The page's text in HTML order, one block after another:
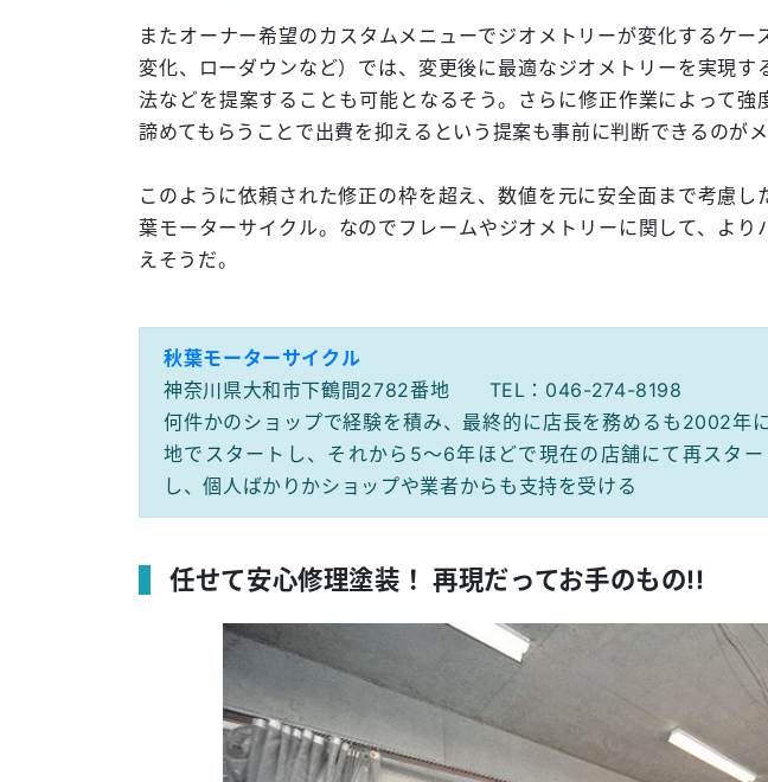
またオーナー希望のカスタムメニューでジオメトリーが変化するケ
変化、ローダウンなど）では、変更後に最適なジオメトリーを実現
法などを提案することも可能となるそう。さらに修正作業によって強
諦めてもらうことで出費を抑えるという提案も事前に判断できるのがメ
このように依頼された修正の枠を超え、数値を元に安全面まで考慮
葉モーターサイクル。なのでフレームやジオメトリーに関して、よ
えそうだ。
秋葉モーターサイクル
神奈川県大和市下鶴間2782番地 TEL：046-274-8198
何件かのショップで経験を積み、最終的に店長を務めるも2002年
地でスタートし、それから5～6年ほどで現在の店舗にて再スタ
し、個人ばかりかショップや業者からも支持を受ける
任せて安心修理塗装！ 再現だってお手のもの!!